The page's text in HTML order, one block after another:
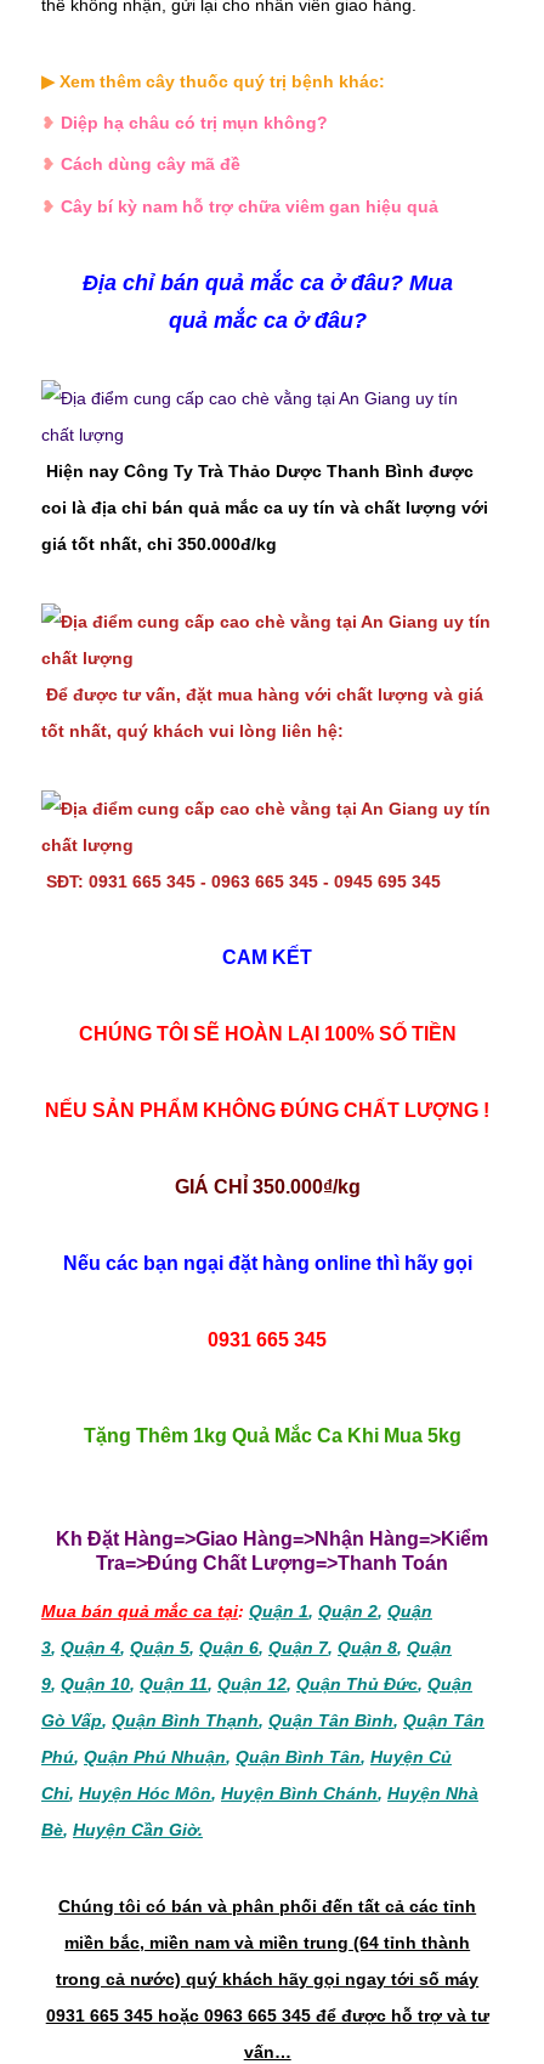
thể không nhận, gửi lại cho nhân viên giao hàng.
▶ Xem thêm cây thuốc quý trị bệnh khác:
❥ Diệp hạ châu có trị mụn không?
❥ Cách dùng cây mã đề
❥ Cây bí kỳ nam hỗ trợ chữa viêm gan hiệu quả
Địa chỉ bán quả mắc ca ở đâu? Mua
quảmắc caở đâu?
Hiện nay Công Ty Trà Thảo Dược Thanh Bình được
coi là địa chỉ bán quả mắc ca uy tín và chất lượng với
giá tốt nhất, chỉ 350.000đ/kg
Để được tư vấn, đặt mua hàng với chất lượng và giá
tốt nhất, quý khách vui lòng liên hệ:
SĐT: 0931 665 345 - 0963 665 345 - 0945 695 345
CAM KẾT
CHÚNG TÔI SẼ HOÀN LẠI 100% SỐ TIỀN
NẾU SẢN PHẨM KHÔNG ĐÚNG CHẤT LƯỢNG !
GIÁ CHỈ 350.000₫/kg
Nếu các bạn ngại đặt hàng online thì hãy gọi
0931 665 345
Tặng Thêm 1kg Quả Mắc Ca Khi Mua 5kg
Kh Đặt Hàng=>Giao Hàng=>Nhận Hàng=>Kiểm
Tra=>Đúng Chất Lượng=>Thanh Toán
Mua bán quả mắc ca tại: Quận 1, Quận 2, Quận
3, Quận 4, Quận 5, Quận 6, Quận 7, Quận 8, Quận
9, Quận 10, Quận 11, Quận 12, Quận Thủ Đức, Quận
Gò Vấp, Quận Bình Thạnh, Quận Tân Bình, Quận Tân
Phú, Quận Phú Nhuận, Quận Bình Tân, Huyện Củ
Chi, Huyện Hóc Môn, Huyện Bình Chánh, Huyện Nhà
Bè, Huyện Cần Giờ.
Chúng tôi có bán và phân phối đến tất cả các tỉnh
miền bắc, miền nam và miền trung (64 tỉnh thành
trong cả nước) quý khách hãy gọi ngay tới số máy
0931 665 345 hoặc 0963 665 345 để được hỗ trợ và tư
vấn…